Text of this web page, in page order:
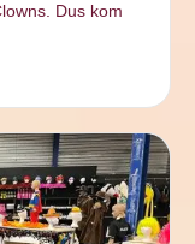
Dus kom